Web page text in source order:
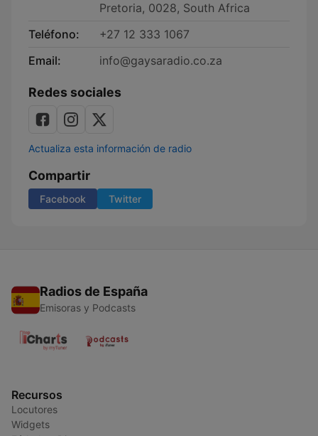
Pretoria, 0028, South Africa
Teléfono:
+27 12 333 1067
Email:
info@gaysaradio.co.za
Redes sociales
Actualiza esta información de radio
Compartir
Facebook Twitter
Radios de España
Emisoras y Podcasts
Recursos
Locutores
Widgets